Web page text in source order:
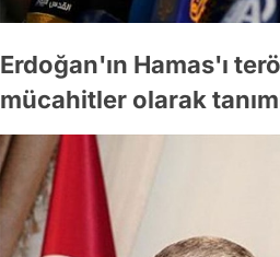
Erdoğan'ın Hamas'ı
mücahitler olarak